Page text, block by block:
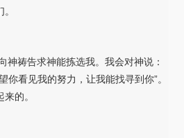
神祷告求神能拣选我。我会对神说：
你看见我的努力，让我能找寻到你”。
的。